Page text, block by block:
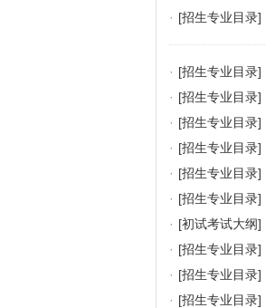
· [招生专业目录]
· [招生专业目录]
· [招生专业目录]
· [招生专业目录]
· [招生专业目录]
· [招生专业目录]
· [招生专业目录]
· [初试考试大纲]
· [招生专业目录]
· [招生专业目录]
· [招生专业目录]